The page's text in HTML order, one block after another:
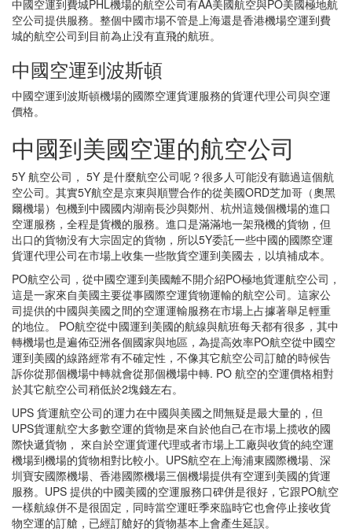
中國空運到費城PHL機場的航空公司有AA美國航空與PO美國極地航
空公司提供服務。整個中國市場不管是上海還是香港機場空運到費
城的航空公司到目前為止没有直飛的航班。
中國空運到波斯頓
中國空運到波斯頓機場的國際空運貨運服務的貨運代理公司與空運
價格。
中國到美國空運的航空公司
5Y 航空公司， 5Y 是什麼航空公司呢？很多人可能没有聽過這個航
空公司。其實5Y航空是京東與順豐合作的從美國ORD芝加哥（奧黑
爾機場）包機到中國國内湖南長沙與鄭州、杭州這幾個機場的進口
空運服務，全程是貨機的服務。進口是滿滿地一架飛機的貨物，但
出口的貨物没有大宗固定的貨物，所以5Y委託一些中國的國際空運
貨運代理公司在市場上收集一些散貨空運到美國去，以填補成本。
PO航空公司，從中國空運到美國離不開介紹PO極地貨運航空公司，
這是一家來自美國主要從事國際空運貨物運輸的航空公司。這家公
司提供的中國與美國之間的空運運輸服務在市場上占據著舉足輕重
的地位。 PO航空從中國運到美國的航線與航班每天都有很多，其中
轉機場也是遍佈亞洲各個國家與地區，為提高效率PO航空從中國空
運到美國的線路經常有不確定性，不像其它航空公司訂艙的時候告
訴你從那個機場中轉就會從那個機場中轉. PO 航空的空運價格相對
於其它航空公司稍低於2塊錢左右。
UPS 貨運航空公司的運力在中國與美國之間無疑是最大量的，但
UPS貨運航空大多數空運的貨物是來自於他自己在市場上揽收的國
際快遞貨物， 來自於空運貨運代理或者市場上工廠與收貨的純空運
機場到機場的貨物相對比較小。UPS航空在上海浦東國際機場、深
圳寶安國際機場、香港國際機場三個機場提供有空運到美國的貨運
服務。UPS 提供的中國美國的空運服務口碑併是很好，它跟PO航空
一樣航線併不是很固定，同時當空運旺季來臨時它也會停止接收貨
物空運的訂艙，已經訂艙好的貨物基本上會產生延誤。